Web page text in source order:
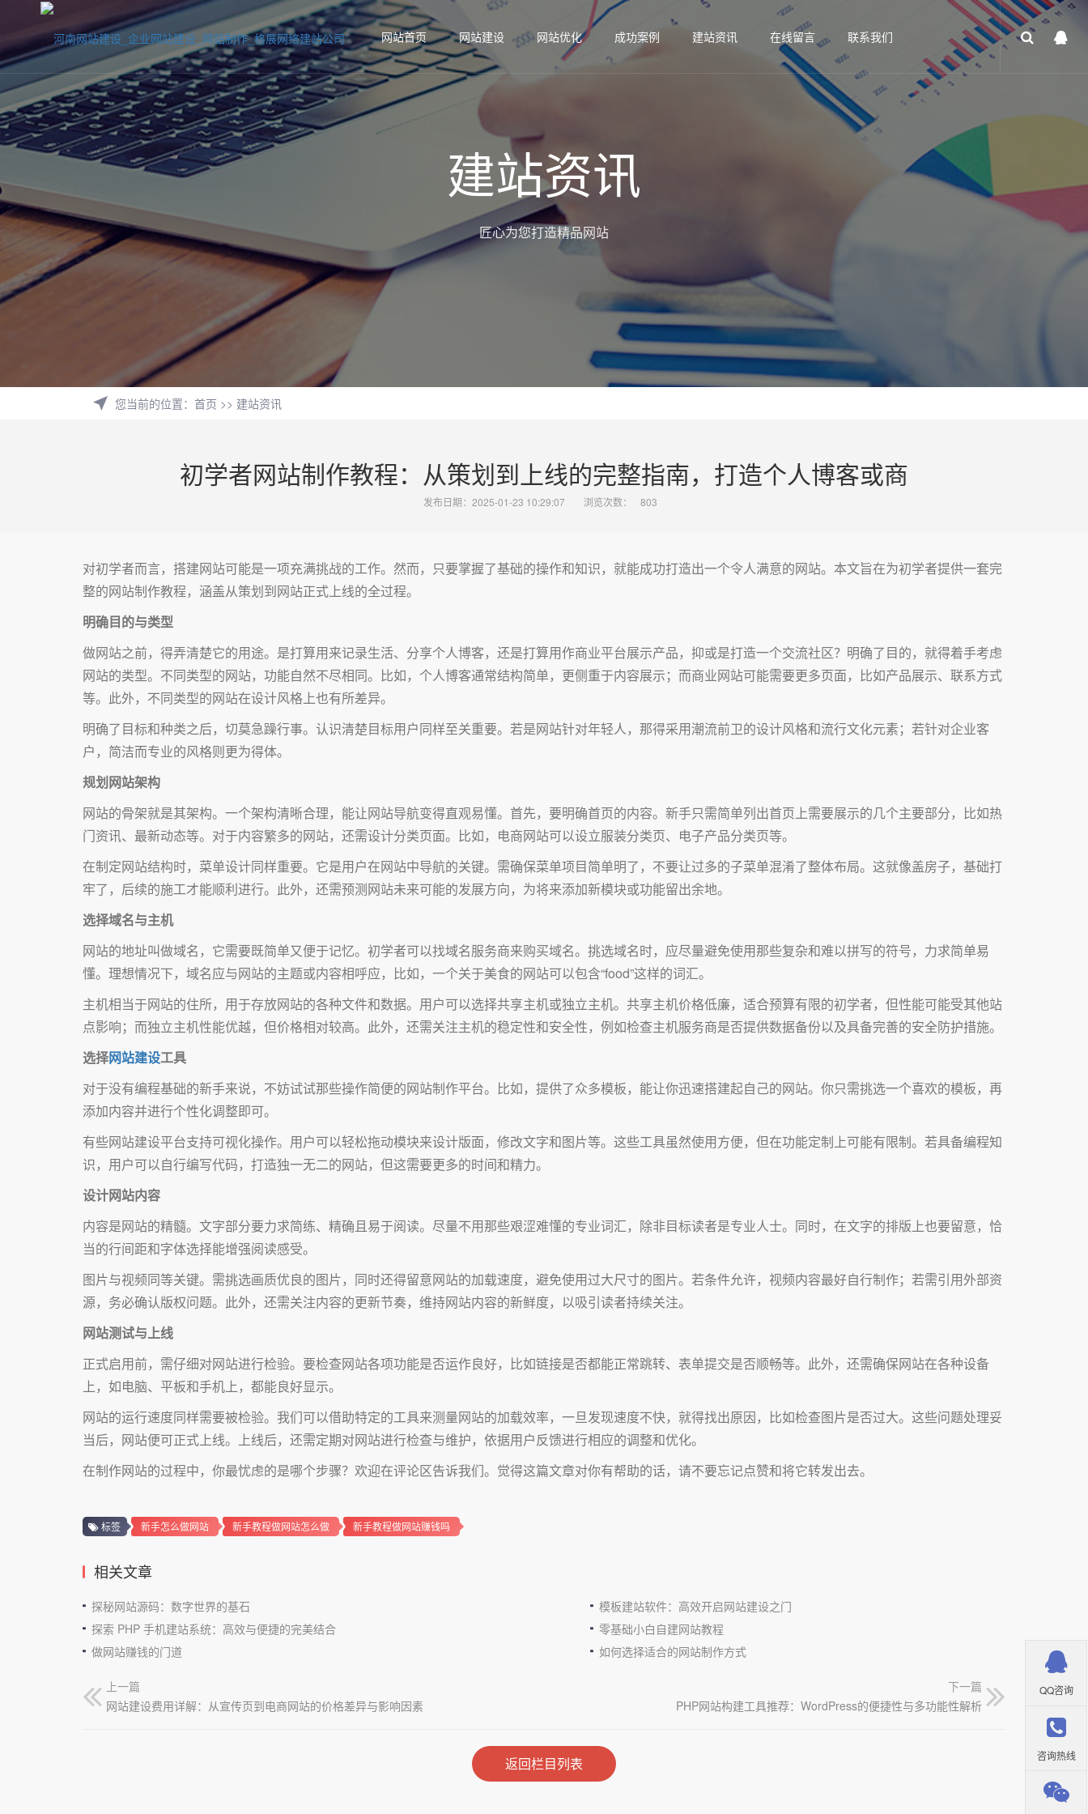
网站首页 网站建设 网站优化 成功案例 建站资讯 在线留言 联系我们
建站资讯
匠心为您打造精品网站
您当前的位置： 首页 >> 建站资讯
初学者网站制作教程：从策划到上线的完整指南，打造个人博客或商
发布日期：2025-01-23 10:29:07 浏览次数： 803
对初学者而言，搭建网站可能是一项充满挑战的工作。然而，只要掌握了基础的操作和知识，就能成功打造出一个令人满意的网站。本文旨在为初学者提供一套完
整的网站制作教程，涵盖从策划到网站正式上线的全过程。
明确目的与类型
做网站之前，得弄清楚它的用途。是打算用来记录生活、分享个人博客，还是打算用作商业平台展示产品，抑或是打造一个交流社区？明确了目的，就得着手考虑
网站的类型。不同类型的网站，功能自然不尽相同。比如，个人博客通常结构简单，更侧重于内容展示；而商业网站可能需要更多页面，比如产品展示、联系方式
等。此外，不同类型的网站在设计风格上也有所差异。
明确了目标和种类之后，切莫急躁行事。认识清楚目标用户同样至关重要。若是网站针对年轻人，那得采用潮流前卫的设计风格和流行文化元素；若针对企业客
户，简洁而专业的风格则更为得体。
规划网站架构
网站的骨架就是其架构。一个架构清晰合理，能让网站导航变得直观易懂。首先，要明确首页的内容。新手只需简单列出首页上需要展示的几个主要部分，比如热
门资讯、最新动态等。对于内容繁多的网站，还需设计分类页面。比如，电商网站可以设立服装分类页、电子产品分类页等。
在制定网站结构时，菜单设计同样重要。它是用户在网站中导航的关键。需确保菜单项目简单明了，不要让过多的子菜单混淆了整体布局。这就像盖房子，基础打
牢了，后续的施工才能顺利进行。此外，还需预测网站未来可能的发展方向，为将来添加新模块或功能留出余地。
选择域名与主机
网站的地址叫做域名，它需要既简单又便于记忆。初学者可以找域名服务商来购买域名。挑选域名时，应尽量避免使用那些复杂和难以拼写的符号，力求简单易
懂。理想情况下，域名应与网站的主题或内容相呼应，比如，一个关于美食的网站可以包含“food”这样的词汇。
主机相当于网站的住所，用于存放网站的各种文件和数据。用户可以选择共享主机或独立主机。共享主机价格低廉，适合预算有限的初学者，但性能可能受其他站
点影响；而独立主机性能优越，但价格相对较高。此外，还需关注主机的稳定性和安全性，例如检查主机服务商是否提供数据备份以及具备完善的安全防护措施。
选择网站建设工具
对于没有编程基础的新手来说，不妨试试那些操作简便的网站制作平台。比如，提供了众多模板，能让你迅速搭建起自己的网站。你只需挑选一个喜欢的模板，再
添加内容并进行个性化调整即可。
有些网站建设平台支持可视化操作。用户可以轻松拖动模块来设计版面，修改文字和图片等。这些工具虽然使用方便，但在功能定制上可能有限制。若具备编程知
识，用户可以自行编写代码，打造独一无二的网站，但这需要更多的时间和精力。
设计网站内容
内容是网站的精髓。文字部分要力求简练、精确且易于阅读。尽量不用那些艰涩难懂的专业词汇，除非目标读者是专业人士。同时，在文字的排版上也要留意，恰
当的行间距和字体选择能增强阅读感受。
图片与视频同等关键。需挑选画质优良的图片，同时还得留意网站的加载速度，避免使用过大尺寸的图片。若条件允许，视频内容最好自行制作；若需引用外部资
源，务必确认版权问题。此外，还需关注内容的更新节奏，维持网站内容的新鲜度，以吸引读者持续关注。
网站测试与上线
正式启用前，需仔细对网站进行检验。要检查网站各项功能是否运作良好，比如链接是否都能正常跳转、表单提交是否顺畅等。此外，还需确保网站在各种设备
上，如电脑、平板和手机上，都能良好显示。
网站的运行速度同样需要被检验。我们可以借助特定的工具来测量网站的加载效率，一旦发现速度不快，就得找出原因，比如检查图片是否过大。这些问题处理妥
当后，网站便可正式上线。上线后，还需定期对网站进行检查与维护，依据用户反馈进行相应的调整和优化。
在制作网站的过程中，你最忧虑的是哪个步骤？欢迎在评论区告诉我们。觉得这篇文章对你有帮助的话，请不要忘记点赞和将它转发出去。
标签 新手怎么做网站 新手教程做网站怎么做 新手教程做网站赚钱吗
相关文章
探秘网站源码：数字世界的基石
模板建站软件：高效开启网站建设之门
探索 PHP 手机建站系统：高效与便捷的完美结合
零基础小白自建网站教程
做网站赚钱的门道
如何选择适合的网站制作方式
上一篇
网站建设费用详解：从宣传页到电商网站的价格差异与影响因素
下一篇
PHP网站构建工具推荐：WordPress的便捷性与多功能性解析
返回栏目列表
QQ咨询
咨询热线